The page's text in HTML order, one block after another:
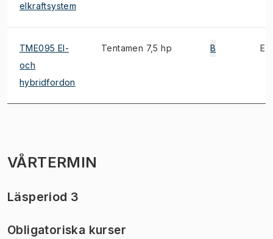
elkraftsystem
TME095 El-
och
hybridfordon
Tentamen 7,5 hp B E,
VÅRTERMIN
Läsperiod 3
Obligatoriska kurser